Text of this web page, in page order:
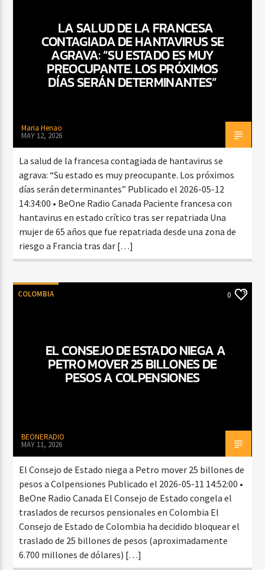
LA SALUD DE LA FRANCESA
CONTAGIADA DE HANTAVIRUS SE
AGRAVA: “SU ESTADO ES MUY
PREOCUPANTE. LOS PRÓXIMOS
DÍAS SERÁN DETERMINANTES”
Maria Henao
MAY 12, 2026
La salud de la francesa contagiada de hantavirus se
agrava: “Su estado es muy preocupante. Los próximos
días serán determinantes” Publicado el 2026-05-12
14:34:00 • BeOne Radio Canada Paciente francesa con
hantavirus en estado crítico tras ser repatriada Una
mujer de 65 años que fue repatriada desde una zona de
riesgo a Francia tras dar […]
COLOMBIA 0
EL CONSEJO DE ESTADO NIEGA A
PETRO MOVER 25 BILLONES DE
PESOS A COLPENSIONES
BEONERADIO
MAY 11, 2026
El Consejo de Estado niega a Petro mover 25 billones de
pesos a Colpensiones Publicado el 2026-05-11 14:52:00 •
BeOne Radio Canada El Consejo de Estado congela el
traslados de recursos pensionales en Colombia El
Consejo de Estado de Colombia ha decidido bloquear el
traslado de 25 billones de pesos (aproximadamente
6.700 millones de dólares) […]